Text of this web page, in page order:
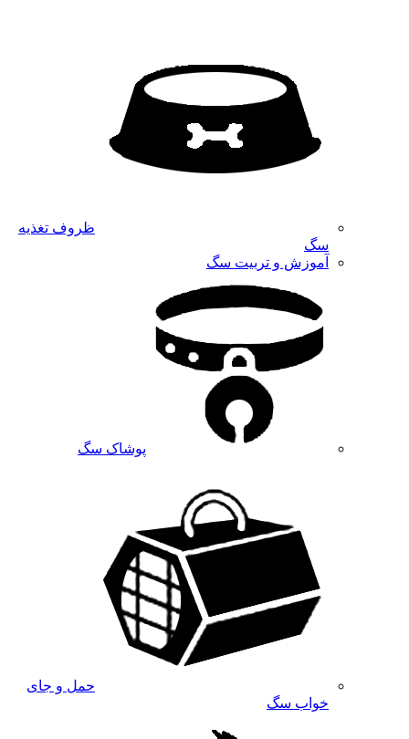
ظروف تغذیه
سگ
آموزش و تربیت سگ
پوشاک سگ
حمل و جای
خواب سگ